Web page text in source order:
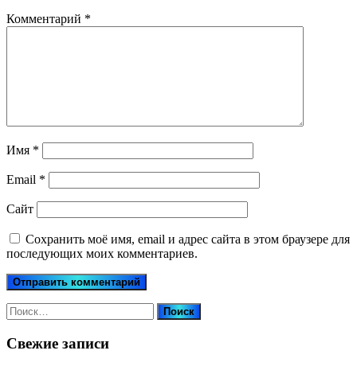
Комментарий *
Имя *
Email *
Сайт
Сохранить моё имя, email и адрес сайта в этом браузере для
последующих моих комментариев.
Найти:
Свежие записи